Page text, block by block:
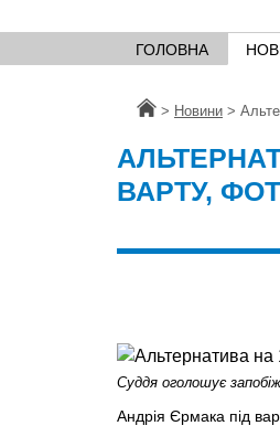
ГОЛОВНА
Головна
> Новини >
ВАРТУ,
Суддя оголошує
Андрія Єрмака під